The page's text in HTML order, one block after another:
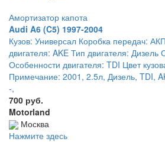
Амортизатор капота
Audi A6 (C5) 1997-2004
Кузов: Универсал Коробка передач:
двигателя: AKE Тип двигателя:
Особенности двигателя: TDI Цвет
Примечание: 2001, 2.5л, Дизель, TDI,
-,
700 руб.
Motorland
Москва
Нажмите здесь